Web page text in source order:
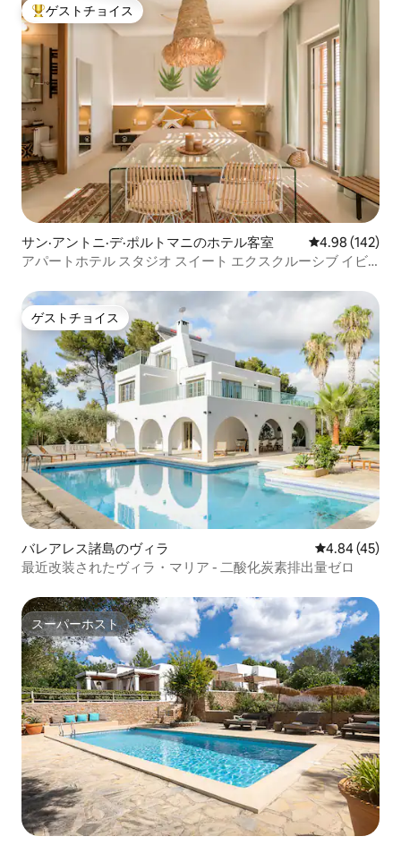
大好評のゲストチョイスです。
ゲストチョイス
サン·アントニ·デ·ポルトマニのホテル客室 レビュー142
4.98 (142)
アパートホテル スタジオ スイート エクスクルーシブ イビ
ゲストチョイス
ゲストチョイス
バレアレス諸島のヴィラ レビュー45
4.84 (45)
最近改装されたヴィラ・マリア - 二酸化炭素排出量ゼロ
スーパーホスト
スーパーホスト